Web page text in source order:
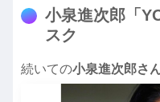
小泉進次郎「
スク
続いての小泉進次郎さ